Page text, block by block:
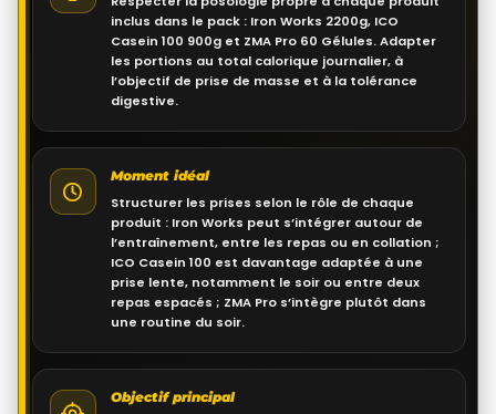
inclus dans le pack : Iron Works 2200g, ICO
Casein 100 900g et ZMA Pro 60 Gélules. Adapter
les portions au total calorique journalier, à
l’objectif de prise de masse et à la tolérance
digestive.
Moment idéal
Structurer les prises selon le rôle de chaque
produit : Iron Works peut s’intégrer autour de
l’entraînement, entre les repas ou en collation ;
ICO Casein 100 est davantage adaptée à une
prise lente, notamment le soir ou entre deux
repas espacés ; ZMA Pro s’intègre plutôt dans
une routine du soir.
Objectif principal